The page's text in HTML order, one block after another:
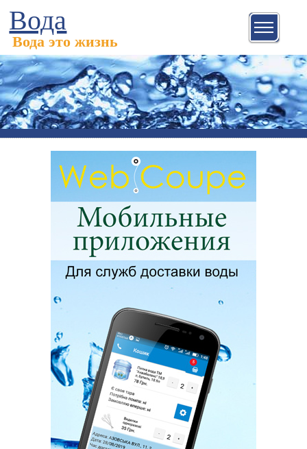
Вода
Вода это жизнь